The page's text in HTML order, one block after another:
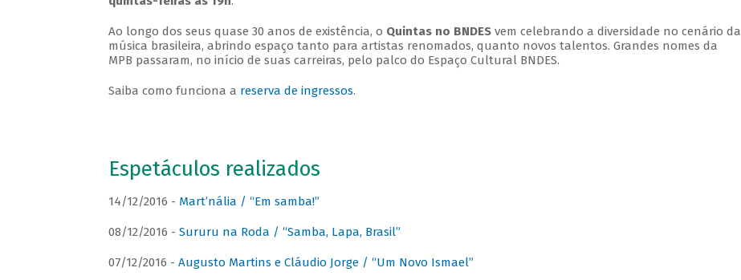
Ao longo dos seus quase 30 anos de existência, o Quintas no BNDESvem celebrando a diversidade no cenário da
música brasileira, abrindo espaço tanto para artistas renomados, quanto novos talentos. Grandes nomes da
MPB passaram, no início de suas carreiras, pelo palco do Espaço Cultural BNDES.
Saiba como funciona a reserva de ingressos.
Espetáculos realizados
14/12/2016 - Mart’nália / “Em samba!”
08/12/2016 - Sururu na Roda / “Samba, Lapa, Brasil”
07/12/2016 - Augusto Martins e Cláudio Jorge / “Um Novo Ismael”